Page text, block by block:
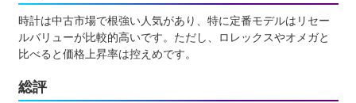
時計は中古市場で根強い人気があり、特に定番モデルはリセー
ルバリューが比較的高いです。ただし、ロレックスやオメガと
比べると価格上昇率は控えめです。
総評